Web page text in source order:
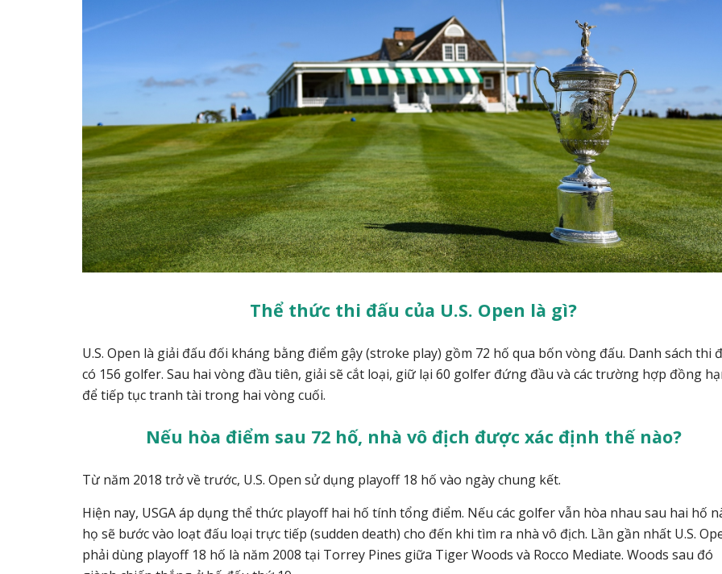
Thể thức thi đấu của U.S. Open là gì?
U.S. Open là giải đấu đối kháng bằng điểm gậy (stroke play) gồm 72 hố qua bốn vòng đấu. Danh sách thi
có 156 golfer. Sau hai vòng đầu tiên, giải sẽ cắt loại, giữ lại 60 golfer đứng đầu và các trường hợp đồng
để tiếp tục tranh tài trong hai vòng cuối.
Nếu hòa điểm sau 72 hố, nhà vô địch được xác định thế nào?
Từ năm 2018 trở về trước, U.S. Open sử dụng playoff 18 hố vào ngày chung kết.
Hiện nay, USGA áp dụng thể thức playoff hai hố tính tổng điểm. Nếu các golfer vẫn hòa nhau sau hai hố
họ sẽ bước vào loạt đấu loại trực tiếp (sudden death) cho đến khi tìm ra nhà vô địch. Lần gần nhất U.S.
phải dùng playoff 18 hố là năm 2008 tại Torrey Pines giữa Tiger Woods và Rocco Mediate. Woods sau đó